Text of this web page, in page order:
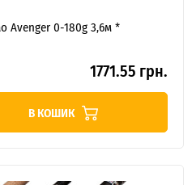
Avenger 0-180g 3,6м *
1771.55 грн.
В КОШИК